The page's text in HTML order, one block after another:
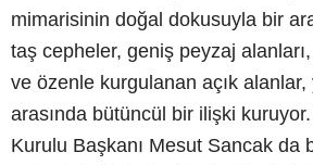
mimarisinin doğal dokusuyla bir
taş cepheler, geniş peyzaj
ve özenle kurgulanan açık alanlar,
arasında bütüncül bir ilişki
Kurulu Başkanı Mesut Sancak da